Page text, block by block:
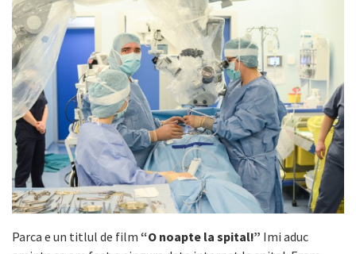
Parca e un titlul de film “O noapte la spital!” Imi aduc